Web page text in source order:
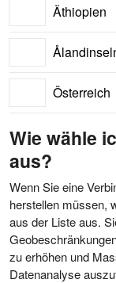
Äthiopien
Österreich
Wie wähle
aus?
Wenn Sie eine
herstellen müssen,
aus der Liste aus.
zu erhöhen und
Datenanalyse